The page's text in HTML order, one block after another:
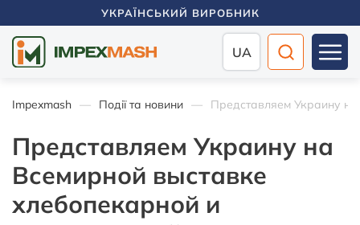
УКРАЇНСЬКИЙ ВИРОБНИК
UA
Impexmash Події та новини Представляем Украину
Представляем Украину на
Всемирной выставке
хлебопекарной и